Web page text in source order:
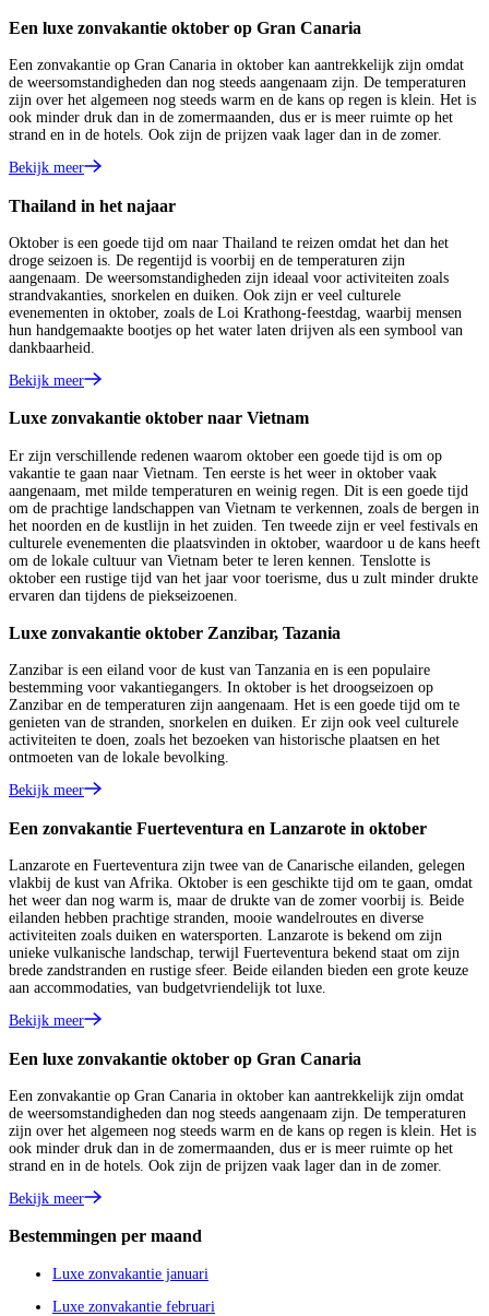
Een luxe zonvakantie oktober op Gran Canaria
Een zonvakantie op Gran Canaria in oktober kan aantrekkelijk zijn omdat
de weersomstandigheden dan nog steeds aangenaam zijn. De temperaturen
zijn over het algemeen nog steeds warm en de kans op regen is klein. Het is
ook minder druk dan in de zomermaanden, dus er is meer ruimte op het
strand en in de hotels. Ook zijn de prijzen vaak lager dan in de zomer.
Bekijk meer
Thailand in het najaar
Oktober is een goede tijd om naar Thailand te reizen omdat het dan het
droge seizoen is. De regentijd is voorbij en de temperaturen zijn
aangenaam. De weersomstandigheden zijn ideaal voor activiteiten zoals
strandvakanties, snorkelen en duiken. Ook zijn er veel culturele
evenementen in oktober, zoals de Loi Krathong-feestdag, waarbij mensen
hun handgemaakte bootjes op het water laten drijven als een symbool van
dankbaarheid.
Bekijk meer
Luxe zonvakantie oktober naar Vietnam
Er zijn verschillende redenen waarom oktober een goede tijd is om op
vakantie te gaan naar Vietnam. Ten eerste is het weer in oktober vaak
aangenaam, met milde temperaturen en weinig regen. Dit is een goede tijd
om de prachtige landschappen van Vietnam te verkennen, zoals de bergen in
het noorden en de kustlijn in het zuiden. Ten tweede zijn er veel festivals en
culturele evenementen die plaatsvinden in oktober, waardoor u de kans heeft
om de lokale cultuur van Vietnam beter te leren kennen. Tenslotte is
oktober een rustige tijd van het jaar voor toerisme, dus u zult minder drukte
ervaren dan tijdens de piekseizoenen.
Luxe zonvakantie oktober Zanzibar, Tazania
Zanzibar is een eiland voor de kust van Tanzania en is een populaire
bestemming voor vakantiegangers. In oktober is het droogseizoen op
Zanzibar en de temperaturen zijn aangenaam. Het is een goede tijd om te
genieten van de stranden, snorkelen en duiken. Er zijn ook veel culturele
activiteiten te doen, zoals het bezoeken van historische plaatsen en het
ontmoeten van de lokale bevolking.
Bekijk meer
Een zonvakantie Fuerteventura en Lanzarote in oktober
Lanzarote en Fuerteventura zijn twee van de Canarische eilanden, gelegen
vlakbij de kust van Afrika. Oktober is een geschikte tijd om te gaan, omdat
het weer dan nog warm is, maar de drukte van de zomer voorbij is. Beide
eilanden hebben prachtige stranden, mooie wandelroutes en diverse
activiteiten zoals duiken en watersporten. Lanzarote is bekend om zijn
unieke vulkanische landschap, terwijl Fuerteventura bekend staat om zijn
brede zandstranden en rustige sfeer. Beide eilanden bieden een grote keuze
aan accommodaties, van budgetvriendelijk tot luxe.
Bekijk meer
Een luxe zonvakantie oktober op Gran Canaria
Een zonvakantie op Gran Canaria in oktober kan aantrekkelijk zijn omdat
de weersomstandigheden dan nog steeds aangenaam zijn. De temperaturen
zijn over het algemeen nog steeds warm en de kans op regen is klein. Het is
ook minder druk dan in de zomermaanden, dus er is meer ruimte op het
strand en in de hotels. Ook zijn de prijzen vaak lager dan in de zomer.
Bekijk meer
Bestemmingen per maand
Luxe zonvakantie januari
Luxe zonvakantie februari